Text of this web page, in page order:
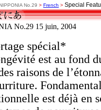
No.29 > French > Special
No.29 15 juin, 2004
spécial*
est au fond
raisons de
est déjà en